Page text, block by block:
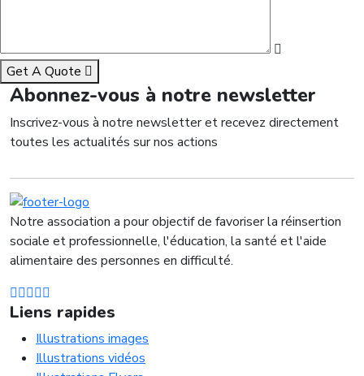
Get A Quote
Abonnez-vous à notre newsletter
Inscrivez-vous à notre newsletter et recevez directement
toutes les actualités sur nos actions
Notre association a pour objectif de favoriser la réinsertion
sociale et professionnelle, l'éducation, la santé et l'aide
alimentaire des personnes en difficulté.
Liens rapides
Illustrations images
Illustrations vidéos